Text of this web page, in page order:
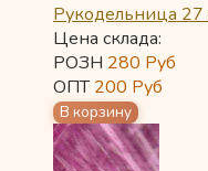
Рукодельница 27
Цена склада:
РОЗН 280 Руб
ОПТ200 Руб